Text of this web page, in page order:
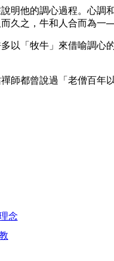
明他的調心過程。心調
久之，牛和人合而為一
以「牧牛」來借喻調心
師都曾說過「老僧百年
念